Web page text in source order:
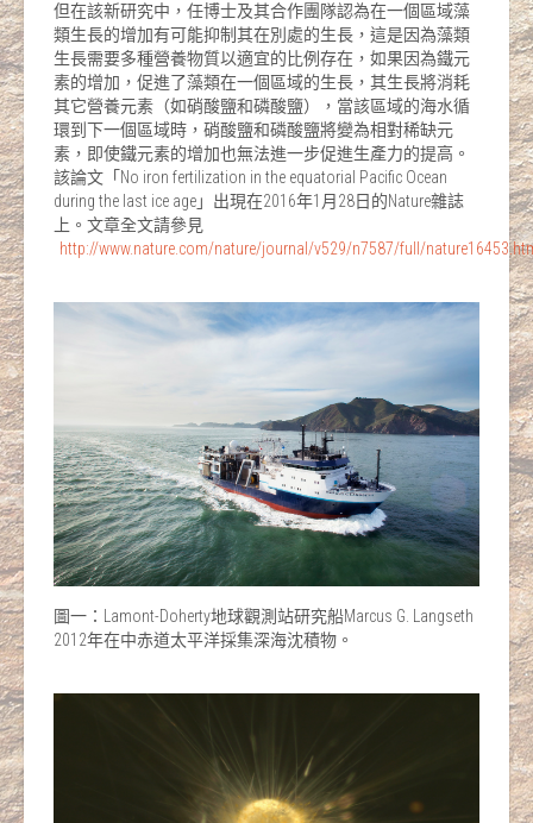
但在該新研究中，任博士及其合作團隊認為在一個區域藻
類生長的增加有可能抑制其在別處的生長，這是因為藻類
生長需要多種營養物質以適宜的比例存在，如果因為鐵元
素的增加，促進了藻類在一個區域的生長，其生長將消耗
其它營養元素（如硝酸鹽和磷酸鹽），當該區域的海水循
環到下一個區域時，硝酸鹽和磷酸鹽將變為相對稀缺元
素，即使鐵元素的增加也無法進一步促進生產力的提高。
該論文「No iron fertilization in the equatorial Pacific Ocean
during the last ice age」出現在2016年1月28日的Nature雜誌
上。文章全文請參見
http://www.nature.com/nature/journal/v529/n7587/full/
圖一：Lamont-Doherty地球觀測站研究船Marcus G. Langseth
2012年在中赤道太平洋採集深海沈積物。